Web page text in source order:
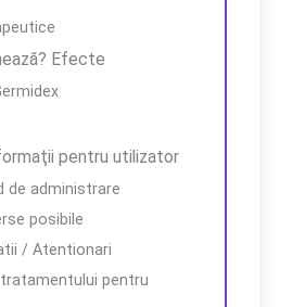
Efecte
pentru utilizator
de administrare
posibile
/ Atentionari
pentru